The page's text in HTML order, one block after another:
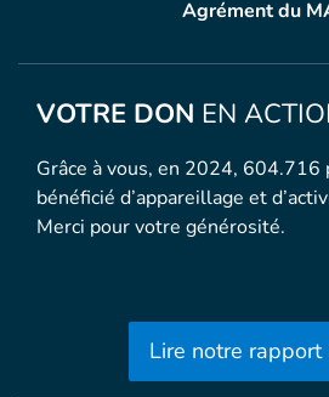
Agrément du
VOTRE DON EN
Grâce à vous, en 2024, 604.716
bénéficié d’appareillage et
Merci pour votre générosité.
Lire notre rapport